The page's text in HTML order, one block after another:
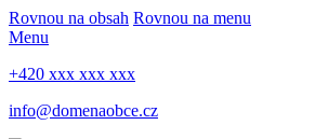
Rovnou na obsah Rovnou na menu
Menu
+420 xxx xxx xxx
info@domenaobce.cz